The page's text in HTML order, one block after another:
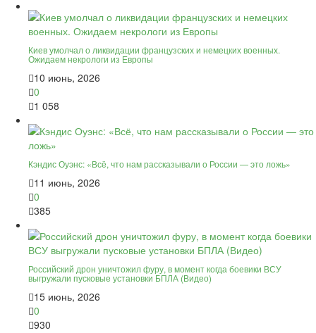
Киев умолчал о ликвидации французских и немецких военных.
Ожидаем некрологи из Европы
10 июнь, 2026
0
1 058
Кэндис Оуэнс: «Всё, что нам рассказывали о России — это ложь»
11 июнь, 2026
0
385
Российский дрон уничтожил фуру, в момент когда боевики ВСУ
выгружали пусковые установки БПЛА (Видео)
15 июнь, 2026
0
930